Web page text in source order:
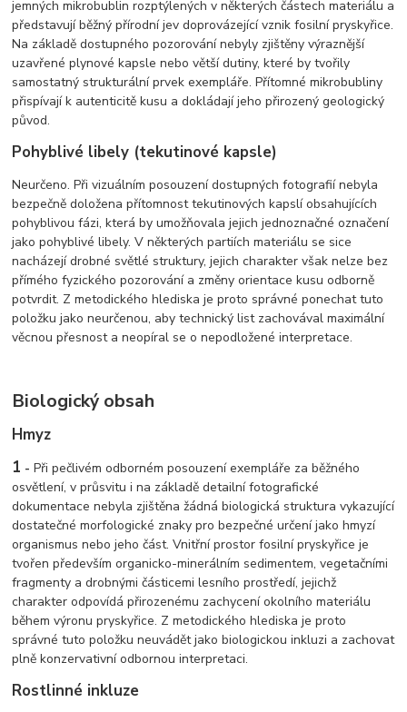
jemných mikrobublin rozptýlených v některých částech materiálu a
představují běžný přírodní jev doprovázející vznik fosilní pryskyřice.
Na základě dostupného pozorování nebyly zjištěny výraznější
uzavřené plynové kapsle nebo větší dutiny, které by tvořily
samostatný strukturální prvek exempláře. Přítomné mikrobubliny
přispívají k autenticitě kusu a dokládají jeho přirozený geologický
původ.
Pohyblivé libely (tekutinové kapsle)
Neurčeno. Při vizuálním posouzení dostupných fotografií nebyla
bezpečně doložena přítomnost tekutinových kapslí obsahujících
pohyblivou fázi, která by umožňovala jejich jednoznačné označení
jako pohyblivé libely. V některých partiích materiálu se sice
nacházejí drobné světlé struktury, jejich charakter však nelze bez
přímého fyzického pozorování a změny orientace kusu odborně
potvrdit. Z metodického hlediska je proto správné ponechat tuto
položku jako neurčenou, aby technický list zachovával maximální
věcnou přesnost a neopíral se o nepodložené interpretace.
Biologický obsah
Hmyz
1 - Při pečlivém odborném posouzení exempláře za běžného
osvětlení, v průsvitu i na základě detailní fotografické
dokumentace nebyla zjištěna žádná biologická struktura vykazující
dostatečné morfologické znaky pro bezpečné určení jako hmyzí
organismus nebo jeho část. Vnitřní prostor fosilní pryskyřice je
tvořen především organicko-minerálním sedimentem, vegetačními
fragmenty a drobnými částicemi lesního prostředí, jejichž
charakter odpovídá přirozenému zachycení okolního materiálu
během výronu pryskyřice. Z metodického hlediska je proto
správné tuto položku neuvádět jako biologickou inkluzi a zachovat
plně konzervativní odbornou interpretaci.
Rostlinné inkluze